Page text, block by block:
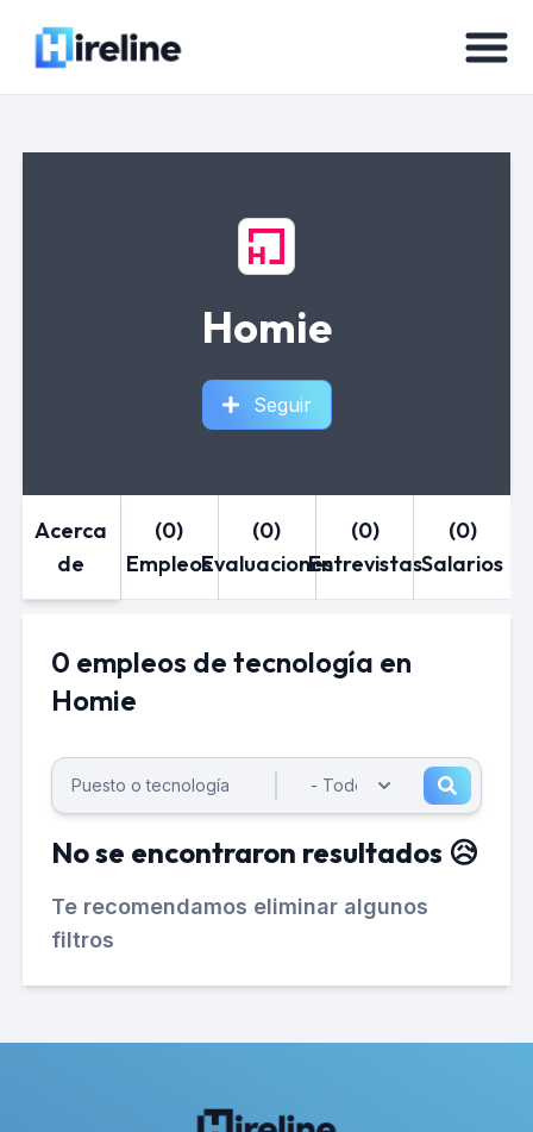
Homie
Seguir
Acerca
de
(0)
Empleos
(0)
Evaluaciones
(0)
Entrevistas
(0)
Salarios
0 empleos de tecnología en
Homie
No se encontraron resultados 😥
Te recomendamos eliminar algunos
filtros